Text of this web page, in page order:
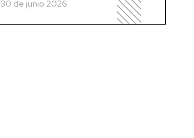
30 de junio 2026